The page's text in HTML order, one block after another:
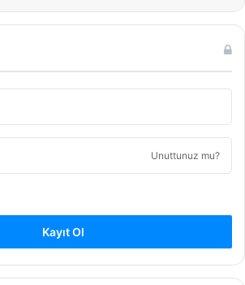
Unuttunuz mu?
Kayıt Ol